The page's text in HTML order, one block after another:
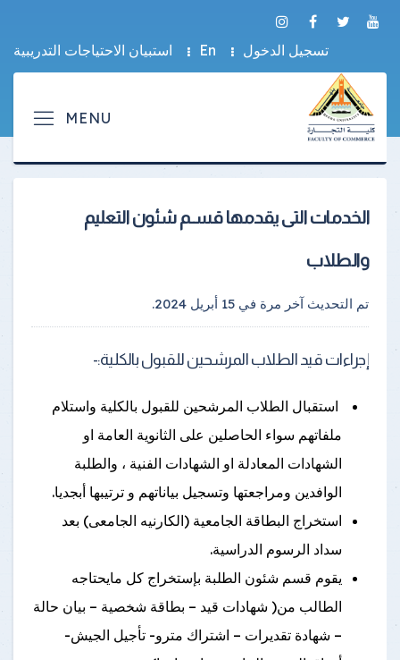
تسجيل الدخول En استبيان الاحتياجات التدريبية
الخدمات التى يقدمها قسـم شئون التعليم
والطلاب
تم التحديث آخر مرة في 15 أبريل 2024 .
إجراءات قيد الطلاب المرشحين للقبول بالكلية:-
استقبال الطلاب المرشحين للقبول بالكلية واستلام
ملفاتهم سواء الحاصلين على الثانوية العامة او
الشهادات المعادلة او الشهادات الفنية ، والطلبة
الوافدين ومراجعتها وتسجيل بياناتهم و ترتيبها أبجديا.
استخراج البطاقة الجامعية (الكارنيه الجامعى) بعد
سداد الرسوم الدراسية.
يقوم قسم شئون الطلبة بإستخراج كل مايحتاجه
الطالب من( شهادات قيد – بطاقة شخصية – بيان حالة
– شهادة تقديرات – اشتراك مترو- تأجيل الجيش-